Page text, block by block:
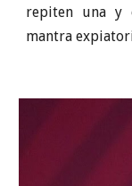
repiten una y
mantra